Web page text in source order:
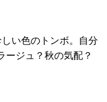
い色のトンボ。自分
ージュ？秋の気配？